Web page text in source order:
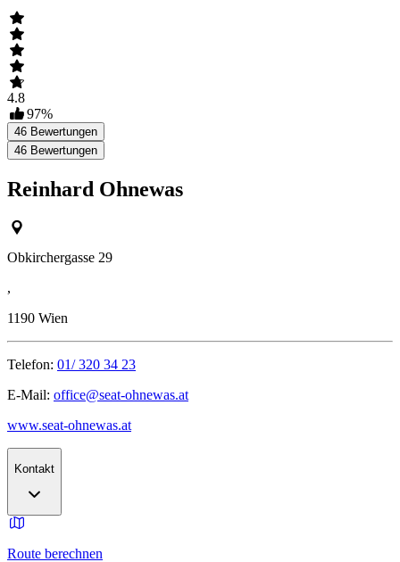
4.8
97%
46 Bewertungen
46 Bewertungen
Reinhard Ohnewas
Obkirchergasse 29
,
1190 Wien
Telefon: 01/ 320 34 23
E-Mail: office@seat-ohnewas.at
www.seat-ohnewas.at
Kontakt
Route berechnen